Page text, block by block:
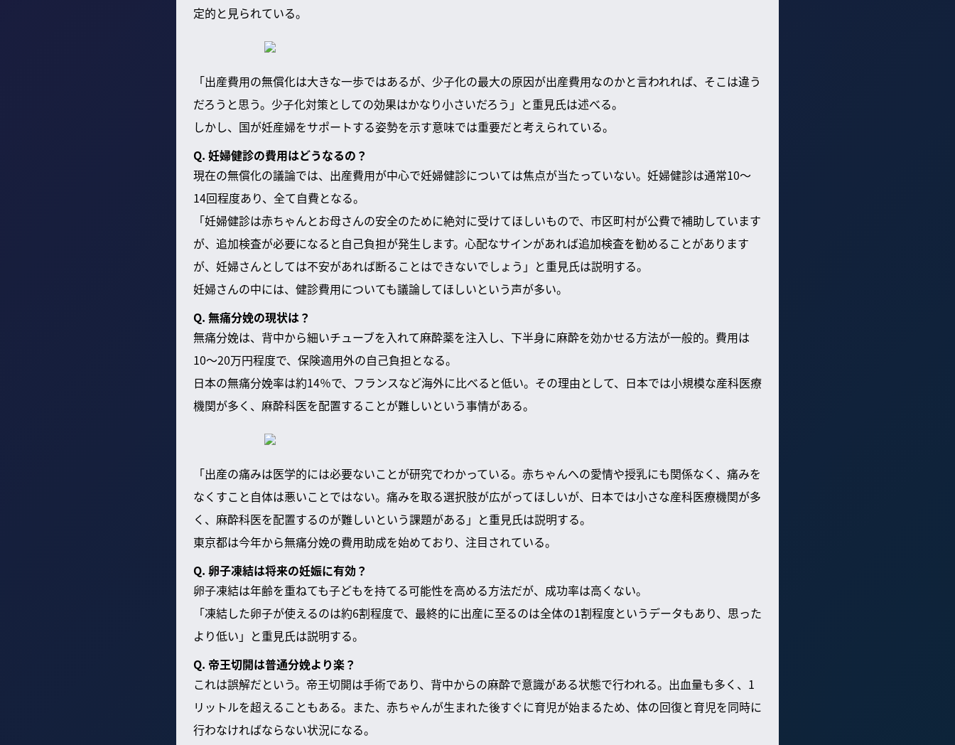
定的と見られている。
「出産費用の無償化は大きな一歩ではあるが、少子化の最大の原因が出産費用なのかと言われれば、そこは違う
だろうと思う。少子化対策としての効果はかなり小さいだろう」と重見氏は述べる。
しかし、国が妊産婦をサポートする姿勢を示す意味では重要だと考えられている。
Q. 妊婦健診の費用はどうなるの？
現在の無償化の議論では、出産費用が中心で妊婦健診については焦点が当たっていない。妊婦健診は通常10〜
14回程度あり、全て自費となる。
「妊婦健診は赤ちゃんとお母さんの安全のために絶対に受けてほしいもので、市区町村が公費で補助しています
が、追加検査が必要になると自己負担が発生します。心配なサインがあれば追加検査を勧めることがあります
が、妊婦さんとしては不安があれば断ることはできないでしょう」と重見氏は説明する。
妊婦さんの中には、健診費用についても議論してほしいという声が多い。
Q. 無痛分娩の現状は？
無痛分娩は、背中から細いチューブを入れて麻酔薬を注入し、下半身に麻酔を効かせる方法が一般的。費用は
10〜20万円程度で、保険適用外の自己負担となる。
日本の無痛分娩率は約14％で、フランスなど海外に比べると低い。その理由として、日本では小規模な産科医療
機関が多く、麻酔科医を配置することが難しいという事情がある。
「出産の痛みは医学的には必要ないことが研究でわかっている。赤ちゃんへの愛情や授乳にも関係なく、痛みを
なくすこと自体は悪いことではない。痛みを取る選択肢が広がってほしいが、日本では小さな産科医療機関が多
く、麻酔科医を配置するのが難しいという課題がある」と重見氏は説明する。
東京都は今年から無痛分娩の費用助成を始めており、注目されている。
Q. 卵子凍結は将来の妊娠に有効？
卵子凍結は年齢を重ねても子どもを持てる可能性を高める方法だが、成功率は高くない。
「凍結した卵子が使えるのは約6割程度で、最終的に出産に至るのは全体の1割程度というデータもあり、思った
より低い」と重見氏は説明する。
Q. 帝王切開は普通分娩より楽？
これは誤解だという。帝王切開は手術であり、背中からの麻酔で意識がある状態で行われる。出血量も多く、1
リットルを超えることもある。また、赤ちゃんが生まれた後すぐに育児が始まるため、体の回復と育児を同時に
行わなければならない状況になる。